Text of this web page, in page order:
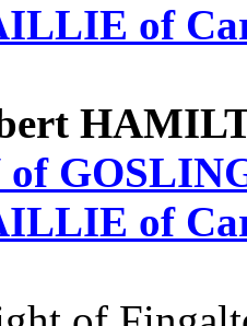
of
of